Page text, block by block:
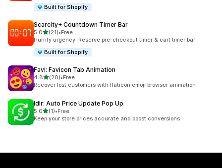
Built for Shopify
Scarcity+ Countdown Timer Bar
5.0滿分 5 顆星
(21)
共有 21 則評價
•Free
Hurrify urgency: Reserve pre-checkout timer & cart timer bar
Built for Shopify
Favi: Favicon Tab Animation
4.8滿分 5 顆星
(20)
共有 20 則評價
•Free
Recover lost customers with flaticon emoji browser animation
Idlr: Auto Price Update Pop Up
5.0滿分 5 顆星
(1)
共有 1 則評價
•Free
Keep your store prices accurate and boost conversions